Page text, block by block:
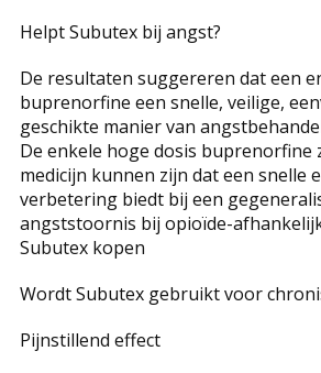
Helpt Subutex bij angst?
De resultaten suggereren dat een
buprenorfine een snelle, veilige,
geschikte manier van
De enkele hoge dosis buprenorfine
medicijn kunnen zijn dat een snelle
verbetering biedt bij een
angststoornis bij opioïde-
Subutex kopen
Wordt Subutex gebruikt voor
Pijnstillend effect